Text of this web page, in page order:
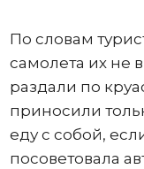
По словам
самолета их не
раздали по
приносили
еду с собой,
посоветовала